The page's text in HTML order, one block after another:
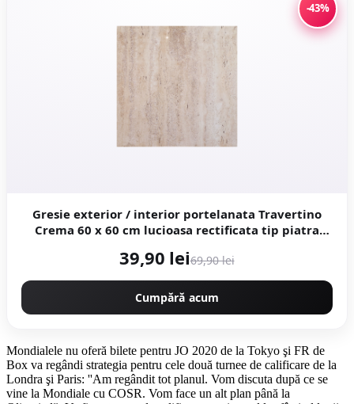
-43%
Gresie exterior / interior portelanata Travertino
Crema 60 x 60 cm lucioasa rectificata tip piatra
39,90 lei69,90 lei
Cumpără acum
Mondialele nu oferă bilete pentru JO 2020 de la Tokyo şi FR de
Box va regândi strategia pentru cele două turnee de calificare de la
Londra şi Paris: ''Am regândit tot planul. Vom discuta după ce se
vine la Mondiale cu COSR. Vom face un alt plan până la